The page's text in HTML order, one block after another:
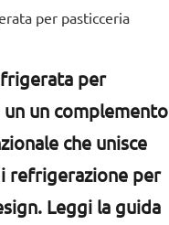
per pasticceria
per
un un complemento
che unisce
refrigerazione per
Leggi la guida